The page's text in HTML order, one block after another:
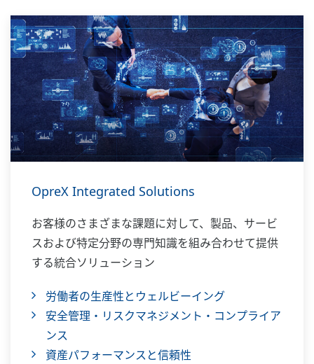
OpreX Integrated Solutions
お客様のさまざまな課題に対して、製品、サービ
スおよび特定分野の専門知識を組み合わせて提供
する統合ソリューション
労働者の生産性とウェルビーイング
安全管理・リスクマネジメント・コンプライア
ンス
資産パフォーマンスと信頼性